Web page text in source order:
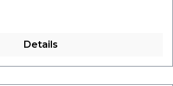
Details